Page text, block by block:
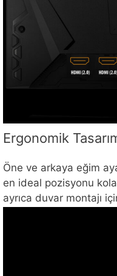
Ergonomik
Öne ve arkaya eğim
en ideal pozisyonu
ayrıca duvar montajı